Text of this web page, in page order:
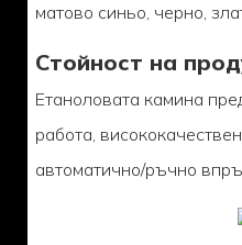
матово синьо, черно,
Стойност на
Етаноловата камина
работа,
автоматично/ръчно